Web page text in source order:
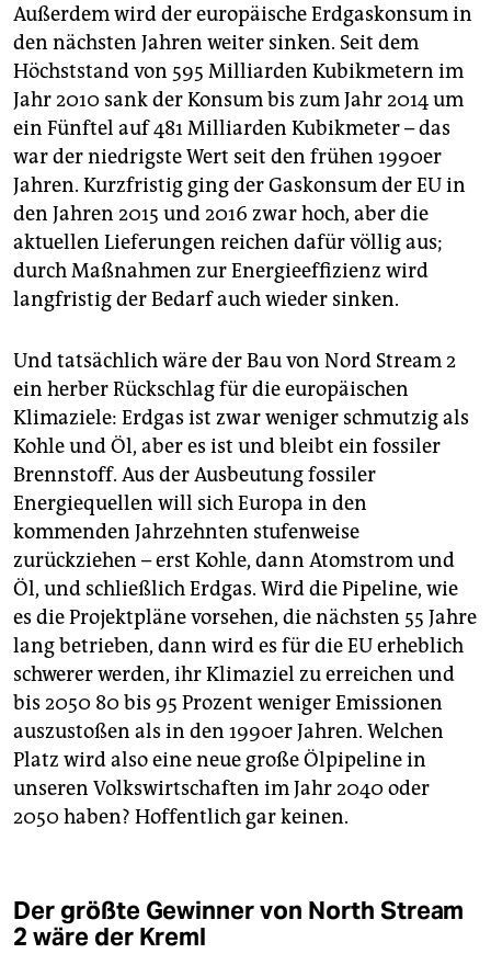
Außerdem wird der europäische Erdgaskonsum in
den nächsten Jahren weiter sinken. Seit dem
Höchststand von 595 Milliarden Kubikmetern im
Jahr 2010 sank der Konsum bis zum Jahr 2014 um
ein Fünftel auf 481 Milliarden Kubikmeter – das
war der niedrigste Wert seit den frühen 1990er
Jahren. Kurzfristig ging der Gaskonsum der EU in
den Jahren 2015 und 2016 zwar hoch, aber die
aktuellen Lieferungen reichen dafür völlig aus;
durch Maßnahmen zur Energieeffizienz wird
langfristig der Bedarf auch wieder sinken.
Und tatsächlich wäre der Bau von Nord Stream 2
ein herber Rückschlag für die europäischen
Klimaziele: Erdgas ist zwar weniger schmutzig als
Kohle und Öl, aber es ist und bleibt ein fossiler
Brennstoff. Aus der Ausbeutung fossiler
Energiequellen will sich Europa in den
kommenden Jahrzehnten stufenweise
zurückziehen – erst Kohle, dann Atomstrom und
Öl, und schließlich Erdgas. Wird die Pipeline, wie
es die Projektpläne vorsehen, die nächsten 55 Jahre
lang betrieben, dann wird es für die EU erheblich
schwerer werden, ihr Klimaziel zu erreichen und
bis 2050 80 bis 95 Prozent weniger Emissionen
auszustoßen als in den 1990er Jahren. Welchen
Platz wird also eine neue große Ölpipeline in
unseren Volkswirtschaften im Jahr 2040 oder
2050 haben? Hoffentlich gar keinen.
Der größte Gewinner von North Stream
2 wäre der Kreml